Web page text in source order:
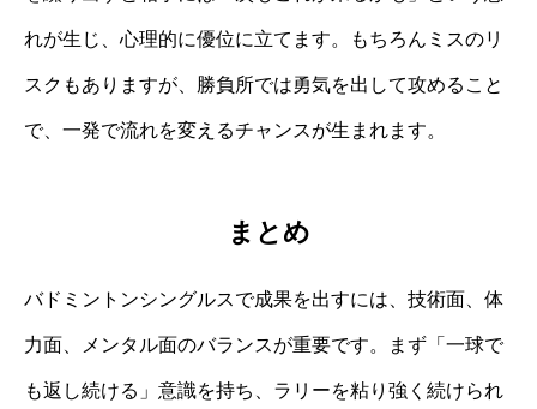
れが生じ、心理的に優位に立てます。もちろんミスのリ
スクもありますが、勝負所では勇気を出して攻めること
で、一発で流れを変えるチャンスが生まれます。
まとめ
バドミントンシングルスで成果を出すには、技術面、体
力面、メンタル面のバランスが重要です。まず「一球で
も返し続ける」意識を持ち、ラリーを粘り強く続けられ